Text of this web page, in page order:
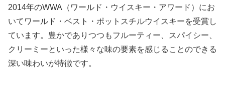
2014年のWWA（ワールド・ウイスキー・アワード）にお
いてワールド・ベスト・ポットスチルウイスキーを受賞し
ています。豊かでありつつもフルーティー、スパイシー、
クリーミーといった様々な味の要素を感じることのできる
深い味わいが特徴です。